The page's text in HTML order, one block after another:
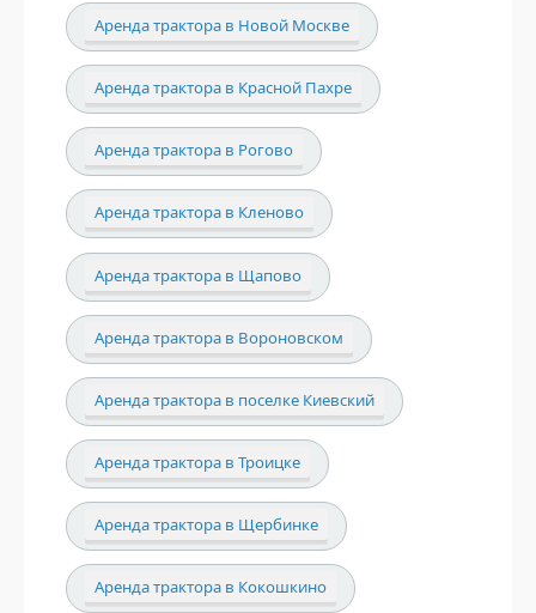
Аренда трактора в Новой Москве
Аренда трактора в Красной Пахре
Аренда трактора в Рогово
Аренда трактора в Кленово
Аренда трактора в Щапово
Аренда трактора в Вороновском
Аренда трактора в поселке Киевский
Аренда трактора в Троицке
Аренда трактора в Щербинке
Аренда трактора в Кокошкино